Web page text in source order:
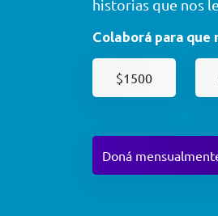
historias que nos
Colaborá para que
$1500
Doná